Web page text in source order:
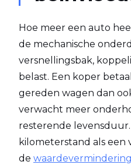
Hoe meer een auto
de mechanische
versnellingsbak,
belast. Een koper
gereden wagen dan
verwacht meer
resterende
kilometerstand als
de